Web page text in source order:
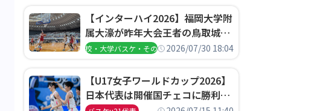
【インターハイ2026】福岡大学附
属大濠が昨年大会王者の鳥取城北
を撃破、大阪薫英女学院は岐阜女
高校・大学バスケ・その他2026/07/30 18:04
【U17女子ワールドカップ2026】
日本代表は開催国チェコに勝利し